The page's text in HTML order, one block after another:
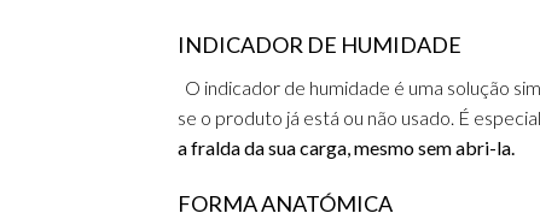
INDICADOR DE HUMIDADE
O indicador de humidade é uma solução
se o produto já está ou não usado. É
a fralda da sua carga, mesmo sem abri-la.
FORMA ANATÓMICA